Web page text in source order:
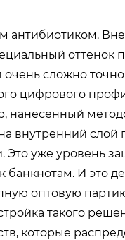
антибиотиком.
оттенок
очень сложно
цифрового
нанесенный
внутренний слой
Это уже уровень
И это
оптовую
такого
которые